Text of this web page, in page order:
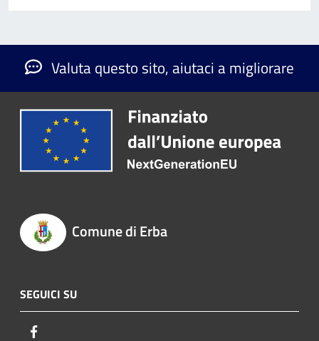
Valuta questo sito, aiutaci a migliorare
Comune di Erba
SEGUICI SU